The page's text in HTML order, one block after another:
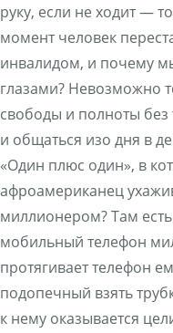
руку, если не ходит —
момент человек
инвалидом, и почему
глазами? Невозможно
свободы и полноты
и общаться изо дня в
«Один плюс один», в
афроамериканец
миллионером? Там
мобильный телефон
протягивает телефон
подопечный взять
к нему оказывается